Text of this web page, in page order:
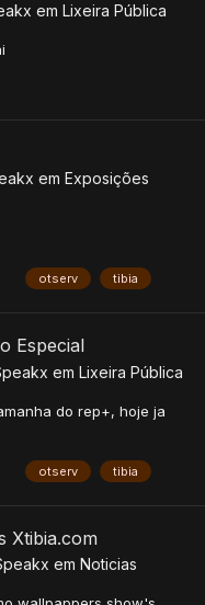
em Lixeira Pública
em Exposições
otserv tibia
Especial
em Lixeira Pública
do rep+, hoje ja
otserv tibia
Xtibia.com
em Noticias